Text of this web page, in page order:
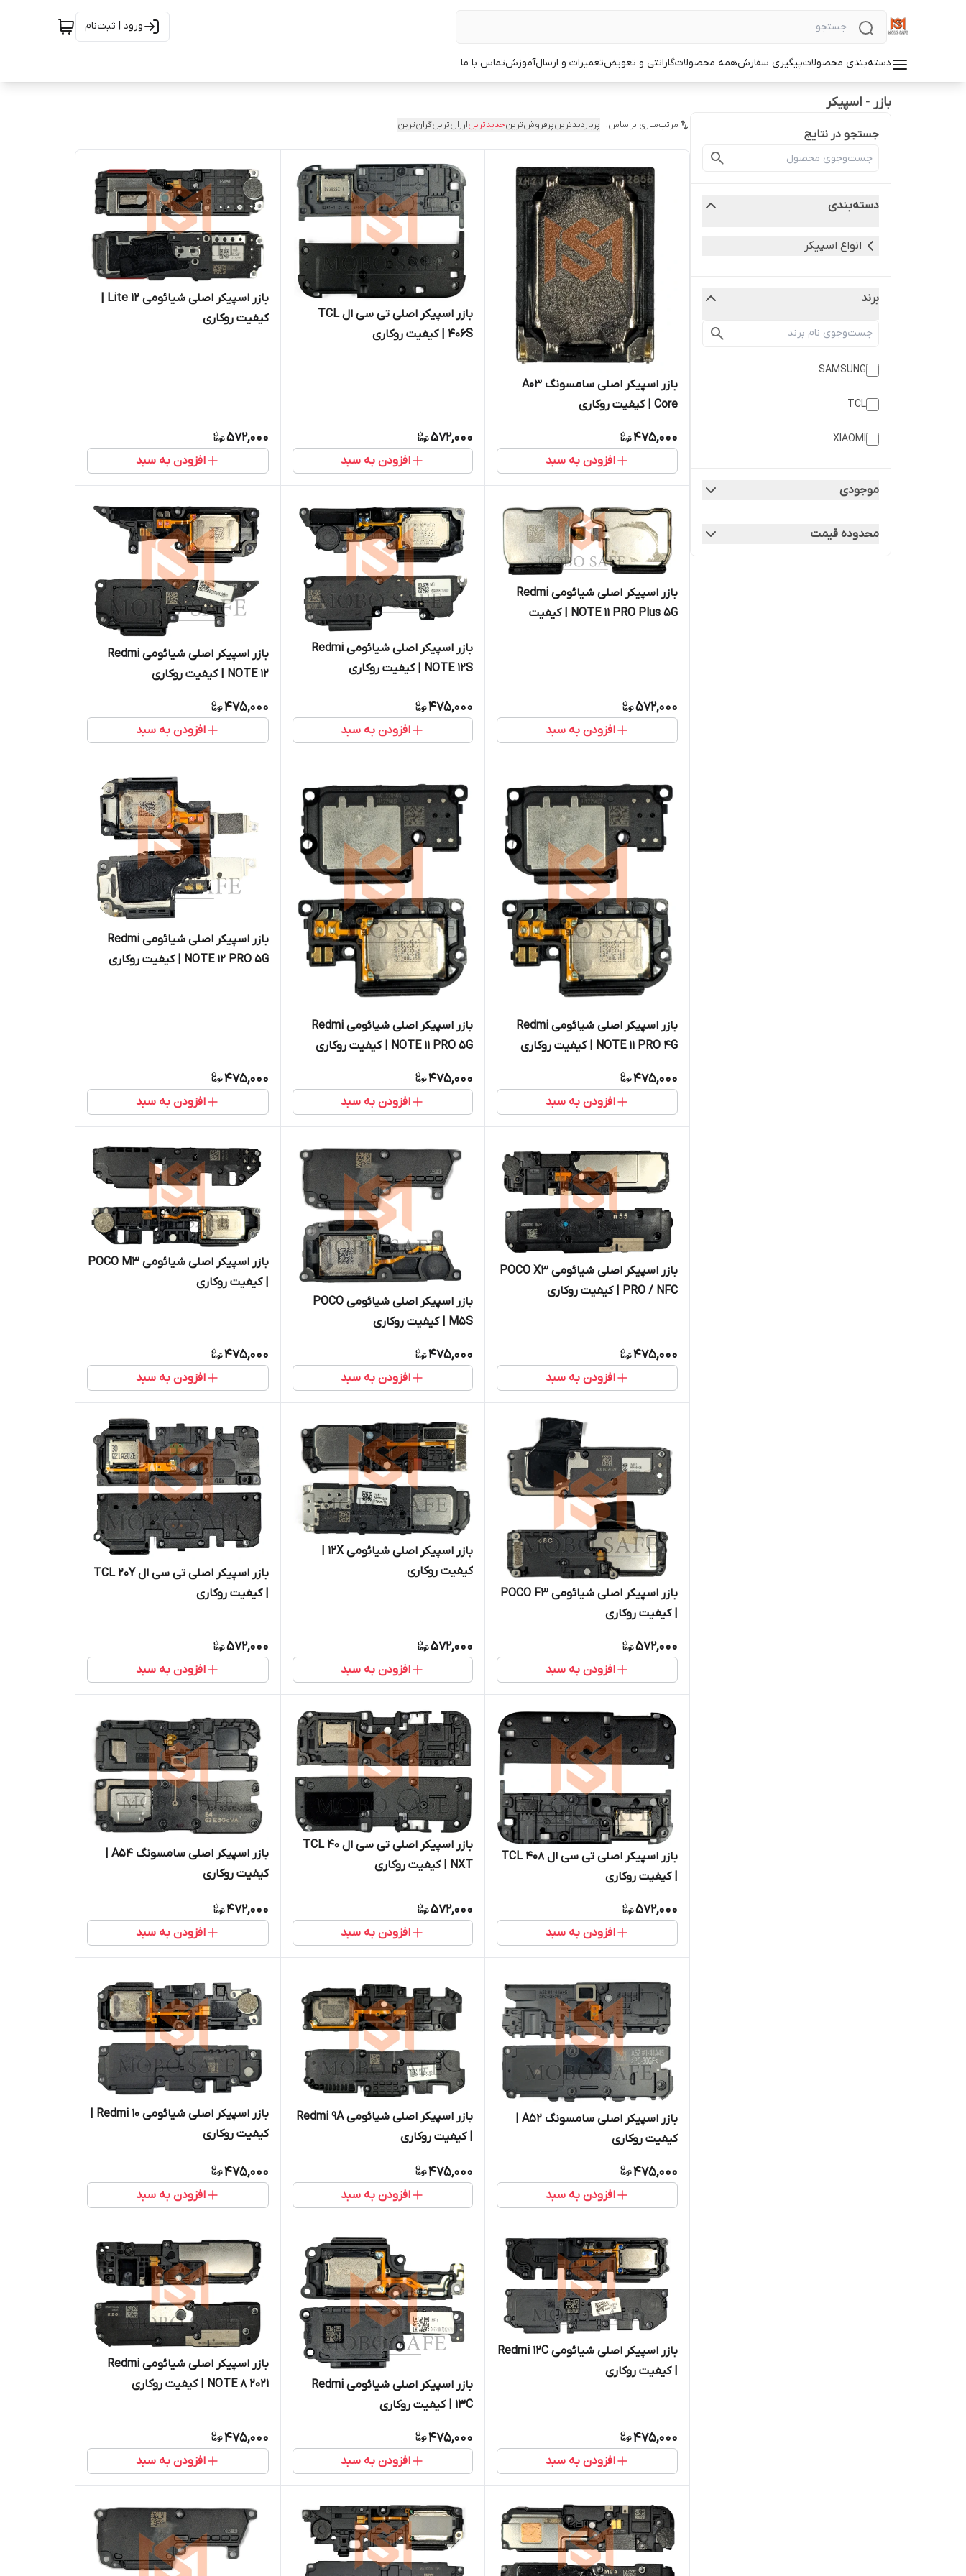
ورود | ثبت‌نام
دسته‌بندی محصولاتپیگیری سفارشهمه محصولاتگارانتی و تعویضتعمیرات و ارسالآموزشتماس با ما
بازر - اسپیکر
جستجو در نتایج
دسته‌بندی
انواع اسپیکر
برند
SAMSUNG
TCL
XIAOMI
موجودی
محدوده قیمت
مرتب‌سازی براساس: پربازدیدترینپرفروش‌ترینجدیدترینارزان‌ترینگران‌ترین
بازر اسپیکر اصلی سامسونگ A03
Core | کیفیت روکاری
475,000
افزودن به سبد
بازر اسپیکر اصلی تی سی ال TCL
406S | کیفیت روکاری
572,000
افزودن به سبد
کیفیت روکاری
572,000
افزودن به سبد
بازر اسپیکر اصلی شیائومی Redmi
NOTE 11 PRO Plus 5G | کیفیت
572,000
افزودن به سبد
بازر اسپیکر اصلی شیائومی Redmi
NOTE 12S | کیفیت روکاری
475,000
افزودن به سبد
بازر اسپیکر اصلی شیائومی Redmi
NOTE 12 | کیفیت روکاری
475,000
افزودن به سبد
بازر اسپیکر اصلی شیائومی Redmi
NOTE 11 PRO 4G | کیفیت روکاری
475,000
افزودن به سبد
بازر اسپیکر اصلی شیائومی Redmi
NOTE 11 PRO 5G | کیفیت روکاری
475,000
افزودن به سبد
بازر اسپیکر اصلی شیائومی Redmi
NOTE 12 PRO 5G | کیفیت روکاری
475,000
افزودن به سبد
بازر اسپیکر اصلی شیائومی POCO X3
PRO / NFC | کیفیت روکاری
475,000
افزودن به سبد
بازر اسپیکر اصلی شیائومی POCO
M5S | کیفیت روکاری
475,000
افزودن به سبد
بازر اسپیکر اصلی شیائومی POCO M3
| کیفیت روکاری
475,000
افزودن به سبد
بازر اسپیکر اصلی شیائومی POCO F3
| کیفیت روکاری
572,000
افزودن به سبد
کیفیت روکاری
572,000
افزودن به سبد
بازر اسپیکر اصلی تی سی ال TCL 20Y
| کیفیت روکاری
572,000
افزودن به سبد
بازر اسپیکر اصلی تی سی ال TCL 408
| کیفیت روکاری
572,000
افزودن به سبد
بازر اسپیکر اصلی تی سی ال TCL 40
NXT | کیفیت روکاری
572,000
افزودن به سبد
کیفیت روکاری
472,000
افزودن به سبد
کیفیت روکاری
475,000
افزودن به سبد
بازر اسپیکر اصلی شیائومی Redmi 9A
| کیفیت روکاری
475,000
افزودن به سبد
کیفیت روکاری
475,000
افزودن به سبد
بازر اسپیکر اصلی شیائومی Redmi 12C
| کیفیت روکاری
475,000
افزودن به سبد
بازر اسپیکر اصلی شیائومی Redmi
13C | کیفیت روکاری
475,000
افزودن به سبد
بازر اسپیکر اصلی شیائومی Redmi
NOTE 8 2021 | کیفیت روکاری
475,000
افزودن به سبد